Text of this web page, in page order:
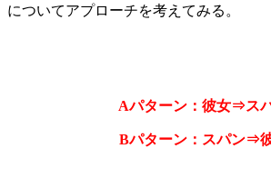
についてアプローチを考えてみる。
Aパターン：彼女⇒ス
Bパターン：スパン⇒